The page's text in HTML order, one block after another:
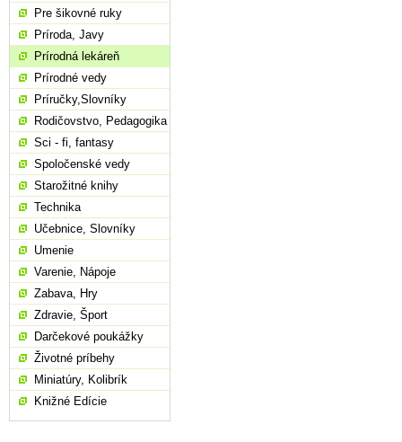
Pre šikovné ruky
Príroda, Javy
Prírodná lekáreň
Prírodné vedy
Príručky,Slovníky
Rodičovstvo, Pedagogika
Sci - fi, fantasy
Spoločenské vedy
Starožitné knihy
Technika
Učebnice, Slovníky
Umenie
Varenie, Nápoje
Zabava, Hry
Zdravie, Šport
Darčekové poukážky
Životné príbehy
Miniatúry, Kolibrík
Knižné Edície